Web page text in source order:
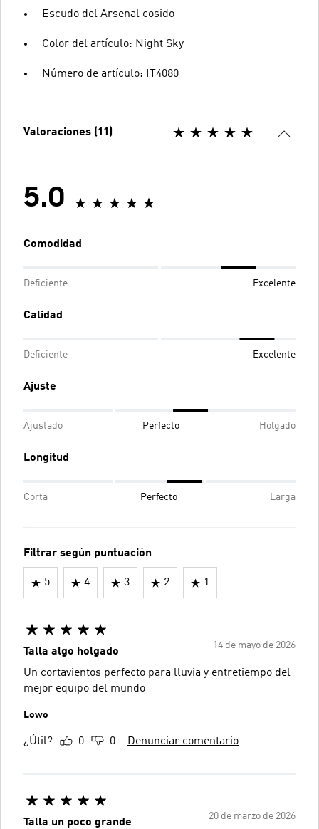
Escudo del Arsenal cosido
Color del artículo: Night Sky
Número de artículo: IT4080
Valoraciones (11)
5.0
Comodidad
Deficiente Excelente
Calidad
Deficiente Excelente
Ajuste
Ajustado Perfecto Holgado
Longitud
Corta Perfecto Larga
Filtrar según puntuación
5 4 3 2 1
14 de mayo de 2026
Talla algo holgado
Un cortavientos perfecto para lluvia y entretiempo del
mejor equipo del mundo
Lowo
¿Útil? 0 0 Denunciar comentario
20 de marzo de 2026
Talla un poco grande